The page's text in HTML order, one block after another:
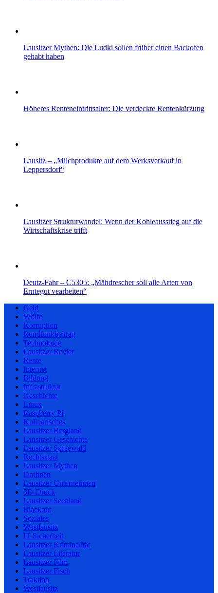
Lausitzer Mythen: Die Ludki sollen früher einen Backofen
gehabt haben
Höheres Renteneintrittsalter: Die verdeckte Rentenkürzung
Lausitz – „Milchprodukte auf dem Werksverkauf in
Leppersdorf“
Lausitzer Strukturwandel: Wenn der Kohleausstieg auf die
Wirtschaftskrise trifft
Deutz-Fahr – C5305: „Mähdrescher soll alle Arten von
Erntegut vearbeiten“
Geld
Wölfe
Korruption
Rundfunkbeitrag
Technologie
Lausitzer Revier
Rente
Internet
Bildung
Infrastruktur
Geschichte
Linux
Raspberry Pi
Kulinarisches
Lausitzer Bergland
Lausitzer Geschichte
Lausitzer Spreewald
Rechtsstaat
Lausitzer Mythen
Drohnen
Lausitzer Unternehmen
3D-Druck
Lausitzer Seenland
Blackout
Soziales
Westlausitz
IT-Sicherheit
Lausitzer Kriminalität
Lausitzer Literatur
Lausitzer Film
Lausitzer Fisch
Traktion
Westlausitz